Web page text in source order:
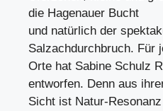
die Hagenauer Bucht
und natürlich der
Salzachdurchbruch. Für
Orte hat Sabine Schulz
entworfen. Denn aus
Sicht ist Natur-